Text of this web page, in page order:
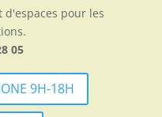
pour les
05
9H-18H